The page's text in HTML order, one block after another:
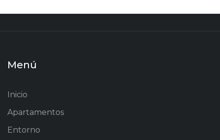
Menú
Inicio
Apartamentos
Entorno